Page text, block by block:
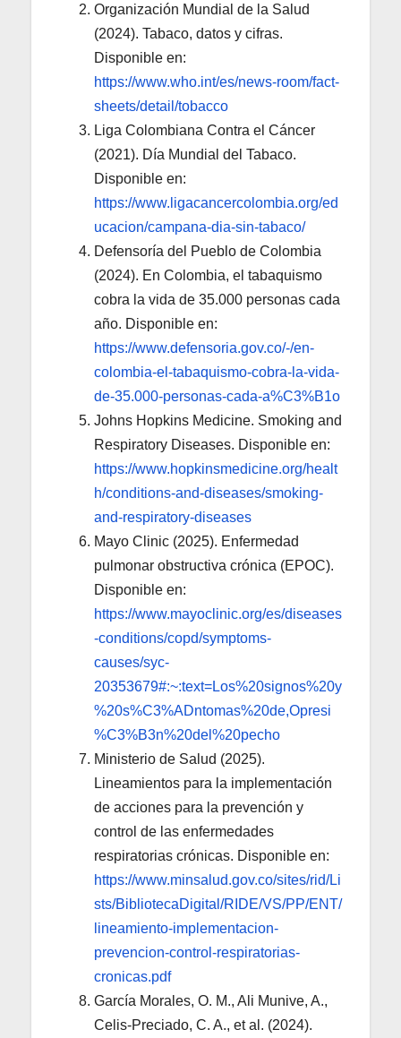
Organización Mundial de la Salud
(2024). Tabaco, datos y cifras.
Disponible en:
https://www.who.int/es/news-room/fact-
sheets/detail/tobacco
Liga Colombiana Contra el Cáncer
(2021). Día Mundial del Tabaco.
Disponible en:
https://www.ligacancercolombia.org/ed
ucacion/campana-dia-sin-tabaco/
Defensoría del Pueblo de Colombia
(2024). En Colombia, el tabaquismo
cobra la vida de 35.000 personas cada
año. Disponible en:
https://www.defensoria.gov.co/-/en-
colombia-el-tabaquismo-cobra-la-vida-
de-35.000-personas-cada-a%C3%B1o
Johns Hopkins Medicine. Smoking and
Respiratory Diseases. Disponible en:
https://www.hopkinsmedicine.org/healt
h/conditions-and-diseases/smoking-
and-respiratory-diseases
Mayo Clinic (2025). Enfermedad
pulmonar obstructiva crónica (EPOC).
Disponible en:
https://www.mayoclinic.org/es/diseases
-conditions/copd/symptoms-
causes/syc-
20353679#:~:text=Los%20signos%20y
%20s%C3%ADntomas%20de,Opresi
%C3%B3n%20del%20pecho
Ministerio de Salud (2025).
Lineamientos para la implementación
de acciones para la prevención y
control de las enfermedades
respiratorias crónicas. Disponible en:
https://www.minsalud.gov.co/sites/rid/Li
sts/BibliotecaDigital/RIDE/VS/PP/ENT/
lineamiento-implementacion-
prevencion-control-respiratorias-
cronicas.pdf
García Morales, O. M., Ali Munive, A.,
Celis-Preciado, C. A., et al. (2024).